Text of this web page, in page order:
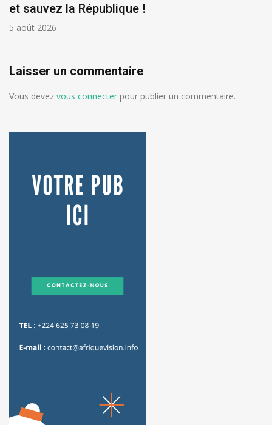
et sauvez la République !
5 août 2026
Laisser un commentaire
Vous devez vous connecter pour publier un commentaire.